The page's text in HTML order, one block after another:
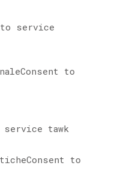
to service
to
service tawk
to